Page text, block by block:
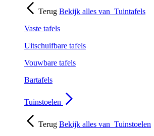
Terug Bekijk alles van Tuintafels
Vaste tafels
Uitschuifbare tafels
Vouwbare tafels
Bartafels
Tuinstoelen
Terug Bekijk alles van Tuinstoelen